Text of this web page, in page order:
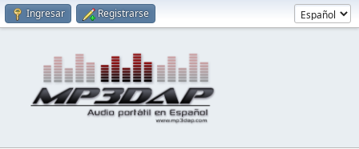
Ingresar Registrarse